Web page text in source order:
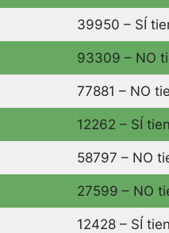
39950 – SÍ
93309 – NO
77881 – NO
12262 – SÍ
58797 – NO
27599 – NO
12428 – SÍ